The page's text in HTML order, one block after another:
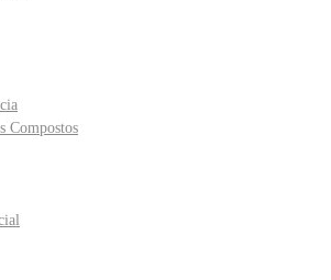
Compostos